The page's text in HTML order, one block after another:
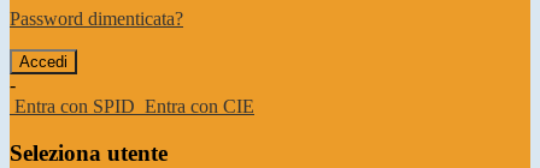
Password dimenticata?
-
Entra con SPID Entra con CIE
Seleziona utente